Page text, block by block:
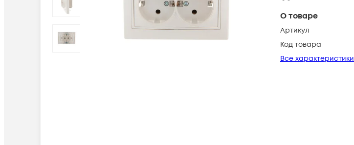
О товаре
Артикул
Код товара
Все характеристики